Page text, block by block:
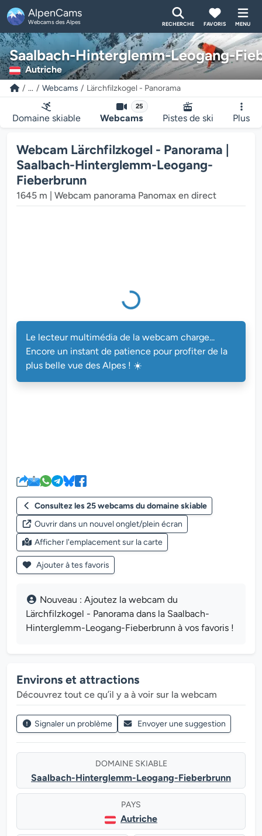
AlpenCams
Webcams des Alpes RECHERCHE FAVORIS MENU
Saalbach-Hinterglemm-Leogang-
Autriche
... Webcams Lärchfilzkogel - Panorama
Domaine skiable
25
Webcams Pistes de ski Plus
Webcam Lärchfilzkogel - Panorama |
Saalbach-Hinterglemm-Leogang-
Fieberbrunn
1645 m | Webcam panorama Panomax en direct
Le lecteur multimédia de la
Le lecteur multimédia de la webcam charge...
Encore un instant de patience pour profiter de la
plus belle vue des Alpes ! ☀️
Consultez les 25 webcams du domaine skiable
Ouvrir dans un nouvel onglet/plein écran
Afficher l'emplacement sur la carte
Ajouter à tes favoris
Nouveau : Ajoutez la webcam du
Lärchfilzkogel - Panorama dans la Saalbach-
Hinterglemm-Leogang-Fieberbrunn à vos favoris !
Environs et attractions
Découvrez tout ce qu’il y a à voir sur la webcam
Signaler un problème Envoyer une suggestion
DOMAINE SKIABLE
Saalbach-Hinterglemm-Leogang-Fieberbrunn
PAYS
Autriche